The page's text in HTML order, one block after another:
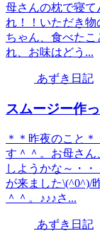
母さんの枕で寝て
れ！！いただき
ちゃん、食べたこ
れ、お味はどう...
あずき日記
スムージー作
＊＊昨夜のこと
す＾＾。お母さん
しようかな～・
が来ました\(^0^)/
＾＾。♪♪♪さ...
あずき日記